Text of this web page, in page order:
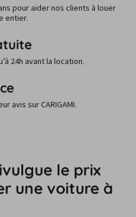
pour aider nos clients à louer
entier.
24h avant la location.
avis sur CARIGAMI.
le prix
une voiture à